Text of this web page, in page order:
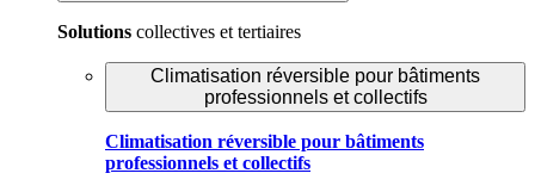
Solutions collectives et tertiaires
Climatisation réversible pour bâtiments
professionnels et collectifs
Climatisation réversible pour bâtiments
professionnels et collectifs